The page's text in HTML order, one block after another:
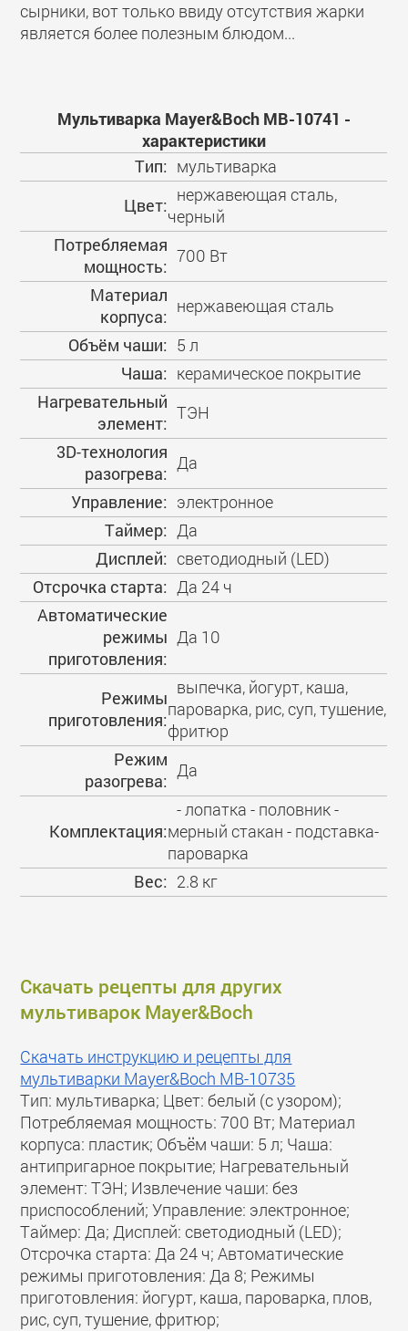
сырники, вот только ввиду отсутствия жарки
является более полезным блюдом...
Мультиварка Mayer&Boch MB-10741 -
характеристики
Тип: мультиварка
Цвет:
нержавеющая сталь,
черный
Потребляемая
мощность:
700 Вт
Материал
корпуса:
нержавеющая сталь
Объём чаши: 5 л
Чаша: керамическое покрытие
Нагревательный
элемент:
ТЭН
3D-технология
разогрева:
Да
Управление: электронное
Таймер: Да
Дисплей: светодиодный (LED)
Отсрочка старта: Да 24 ч
Автоматические
режимы
приготовления:
Да 10
Режимы
приготовления:
выпечка, йогурт, каша,
пароварка, рис, суп, тушение,
фритюр
Режим
разогрева:
Да
Комплектация:
- лопатка - половник -
мерный стакан - подставка-
пароварка
Вес: 2.8 кг
Скачать рецепты для других
мультиварок Mayer&Boch
Скачать инструкцию и рецепты для
мультиварки Mayer&Boch MB-10735
Тип: мультиварка; Цвет: белый (с узором);
Потребляемая мощность: 700 Вт; Материал
корпуса: пластик; Объём чаши: 5 л; Чаша:
антипригарное покрытие; Нагревательный
элемент: ТЭН; Извлечение чаши: без
приспособлений; Управление: электронное;
Таймер: Да; Дисплей: светодиодный (LED);
Отсрочка старта: Да 24 ч; Автоматические
режимы приготовления: Да 8; Режимы
приготовления: йогурт, каша, пароварка, плов,
рис, суп, тушение, фритюр;